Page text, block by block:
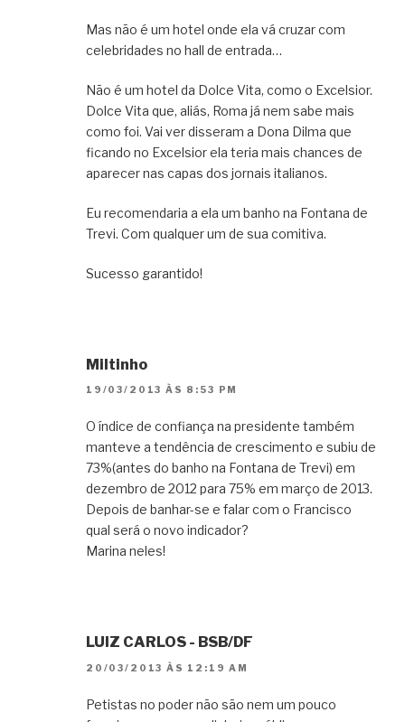
Mas não é um hotel onde ela vá cruzar com
celebridades no hall de entrada…
Não é um hotel da Dolce Vita, como o Excelsior.
Dolce Vita que, aliás, Roma já nem sabe mais
como foi. Vai ver disseram a Dona Dilma que
ficando no Excelsior ela teria mais chances de
aparecer nas capas dos jornais italianos.
Eu recomendaria a ela um banho na Fontana de
Trevi. Com qualquer um de sua comitiva.
Sucesso garantido!
Miltinho
19/03/2013 ÀS 8:53 PM
O índice de confiança na presidente também
manteve a tendência de crescimento e subiu de
73%(antes do banho na Fontana de Trevi) em
dezembro de 2012 para 75% em março de 2013.
Depois de banhar-se e falar com o Francisco
qual será o novo indicador?
Marina neles!
LUIZ CARLOS - BSB/DF
20/03/2013 ÀS 12:19 AM
Petistas no poder não são nem um pouco